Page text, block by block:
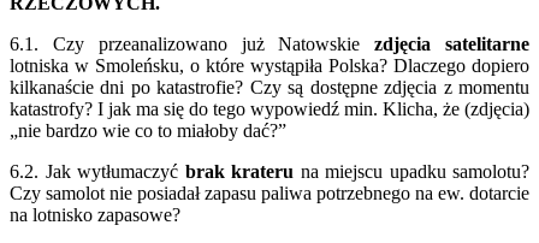
6.1. Czy przeanalizowano już Natowskiezdjęcia satelitarne
lotniska w Smoleńsku, o które wystąpiła Polska? Dlaczego dopiero
kilkanaście dni po katastrofie? Czy są dostępne zdjęcia z momentu
katastrofy? I jak ma się do tego wypowiedź min. Klicha, że (zdjęcia)
„nie bardzo wie co to miałoby dać?”
6.2. Jak wytłumaczyć brak krateru na miejscu upadku samolotu?
Czy samolot nie posiadał zapasu paliwa potrzebnego na ew. dotarcie
na lotnisko zapasowe?